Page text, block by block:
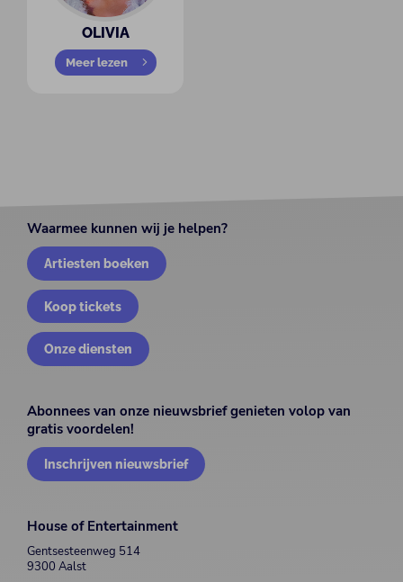
OLIVIA
Meer lezen
Waarmee kunnen wij je helpen?
Artiesten boeken
Koop tickets
Onze diensten
Abonnees van onze nieuwsbrief genieten volop van
gratis voordelen!
Inschrijven nieuwsbrief
House of Entertainment
Gentsesteenweg 514
9300 Aalst